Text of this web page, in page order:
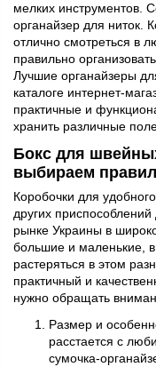
мелких инструментов.
органайзер для ниток.
отлично смотреться в
правильно
Лучшие органайзеры
каталоге интернет-
практичные и
хранить различные
Бокс для
выбираем
Коробочки для
других
рынке Украины в
большие и маленькие,
растеряться в этом
практичный и
нужно обращать
Размер и
расстается с
сумочка-